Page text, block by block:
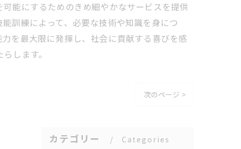
能にするためのきめ細やかなサービスを提供
訓練によって、必要な技術や知識を身につ
を最大限に発揮し、社会に貢献する喜びを感
します。
次のページ >
カテゴリー Categories